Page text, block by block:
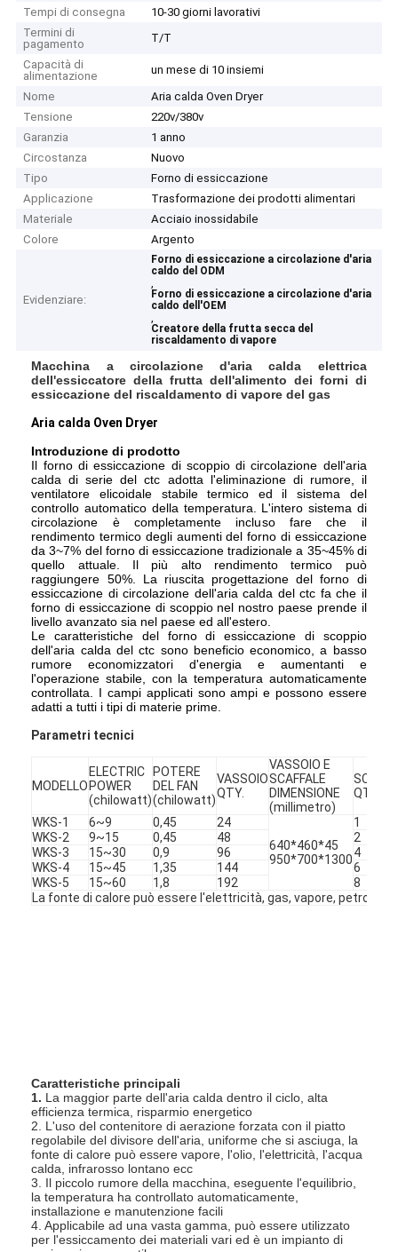
Casa
Prodotti
Chi siamo
Tempi di consegna
10-30 giorni lavorativi
Termini di
pagamento
T/T
Capacità di
alimentazione
un mese di 10 insiemi
Nome
Aria calda Oven Dryer
Tensione
220v/380v
Garanzia
1 anno
Circostanza
Nuovo
Tipo
Forno di essiccazione
Applicazione
Trasformazione dei prodotti alimentari
Materiale
Acciaio inossidabile
Colore
Argento
Evidenziare:
Forno di essiccazione a circolazione d'aria
caldo del ODM
,
Forno di essiccazione a circolazione d'aria
caldo dell'OEM
,
Creatore della frutta secca del
riscaldamento di vapore
Macchina a circolazione d'aria calda elettrica
dell'essiccatore della frutta dell'alimento dei forni di
essiccazione del riscaldamento di vapore del gas
Aria calda Oven Dryer
Introduzione di prodotto
Il forno di essiccazione di scoppio di circolazione dell'aria
calda di serie del ctc adotta l'eliminazione di rumore, il
ventilatore elicoidale stabile termico ed il sistema del
controllo automatico della temperatura. L'intero sistema di
circolazione è completamente incluso fare che il
rendimento termico degli aumenti del forno di essiccazione
da 3~7% del forno di essiccazione tradizionale a 35~45% di
quello attuale. Il più alto rendimento termico può
raggiungere 50%. La riuscita progettazione del forno di
essiccazione di circolazione dell'aria calda del ctc fa che il
forno di essiccazione di scoppio nel nostro paese prende il
livello avanzato sia nel paese ed all'estero.
Le caratteristiche del forno di essiccazione di scoppio
dell'aria calda del ctc sono beneficio economico, a basso
rumore economizzatori d'energia e aumentanti e
l'operazione stabile, con la temperatura automaticamente
controllata. I campi applicati sono ampi e possono essere
adatti a tutti i tipi di materie prime.
Parametri tecnici
MODELLO
ELECTRIC
POWER
(chilowatt)
POTERE
DEL FAN
(chilowatt)
VASSOIO
QTY.
VASSOIO E
SCAFFALE
DIMENSIONE
(millimetro)
QTY.
WKS-1 6~9 0,45
24
640*460*45
950*700*1300
1
WKS-2
9~15 0,45 48
2
WKS-3
15~30 0,9 96
4
WKS-4
15~45 1,35 144
6
WKS-5
15~60 1,8 192
8
La fonte di calore può essere l'elettricità, gas, vapore, petrolio
Caratteristiche principali
1. La maggior parte dell'aria calda dentro il ciclo, alta
efficienza termica, risparmio energetico
2. L'uso del contenitore di aerazione forzata con il piatto
regolabile del divisore dell'aria, uniforme che si asciuga, la
fonte di calore può essere vapore, l'olio, l'elettricità, l'acqua
calda, infrarosso lontano ecc
3. Il piccolo rumore della macchina, eseguente l'equilibrio,
la temperatura ha controllato automaticamente,
installazione e manutenzione facili
4. Applicabile ad una vasta gamma, può essere utilizzato
per l'essiccamento dei materiali vari ed è un impianto di